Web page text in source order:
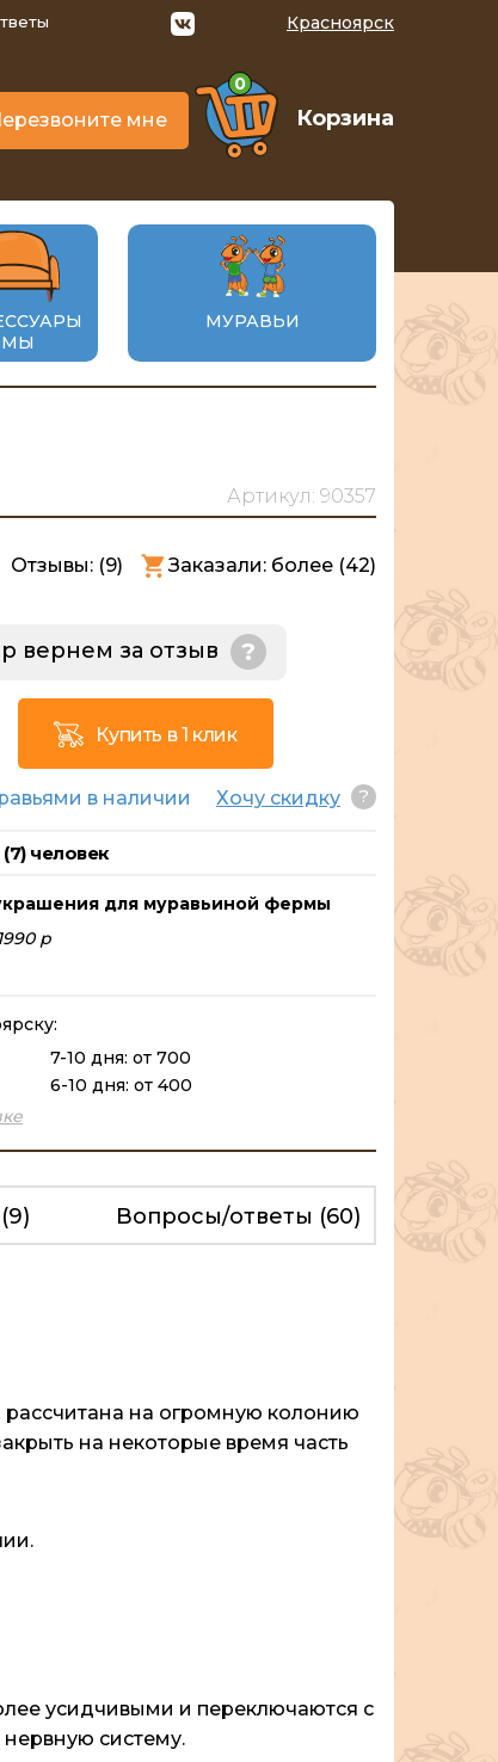
Красноярск
мне Корзина
0
МУРАВЬИ
Артикул: 90357
Отзывы: (9) Заказали: более (42)
вернем за отзыв ?
Купить в 1 клик
в наличии Хочу скидку ?
7) человек
для муравьиной фермы
р
7-10 дня: от 700
6-10 дня: от 400
(9) Вопросы/ответы (60)
рассчитана на огромную колонию
на некоторые время часть
усидчивыми и переключаются с
систему.